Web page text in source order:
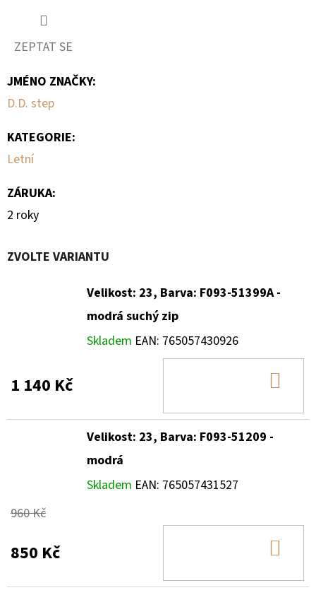
ZEPTAT SE
JMÉNO ZNAČKY:
D.D. step
KATEGORIE:
Letní
ZÁRUKA:
2 roky
ZVOLTE VARIANTU
Velikost: 23, Barva: F093-51399A -
modrá suchý zip
Skladem EAN: 765057430926
1 140 Kč
Velikost: 23, Barva: F093-51209 -
modrá
Skladem EAN: 765057431527
960 Kč
850 Kč